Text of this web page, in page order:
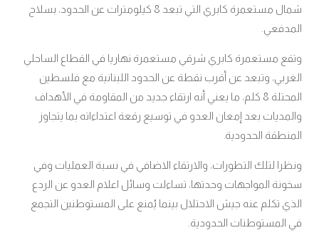
شمال مستعمرة كابري التي تبعد 8 كيلومترات عن الحدود، بسلاح
المدفعي.
وتقع مستعمرة كابري شرقي مستعمرة نهاريا في القطاع الساحلي
الغربي، وتبعد عن أقرب نقطة عن الحدود اللبنانية مع فلسطين
المحتلة 8 كلم، ما يعني أنه ارتقاء جديد من المقاومة في الأهداف
والمديات بعد إمعان العدو في توسيع رقعة اعتداءاته بما يتجاوز
المنطقة الحدودية
ونظرا لتلك التطورات، والارتقاء الاضافي في نسبة العمليات وفي
سخونة المواجهات وحدتها، تساءلت وسائل اعلام العدو عن الردع
الذي تكلم عنه جيش الاحتلال بينما يُمنع على المستوطنين التجمع
في المستوطنات الحدودية.